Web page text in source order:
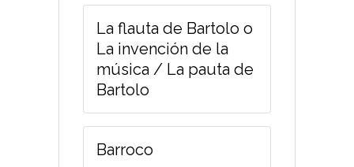
La flauta de Bartolo o
La invención de la
música / La pauta de
Bartolo
Barroco